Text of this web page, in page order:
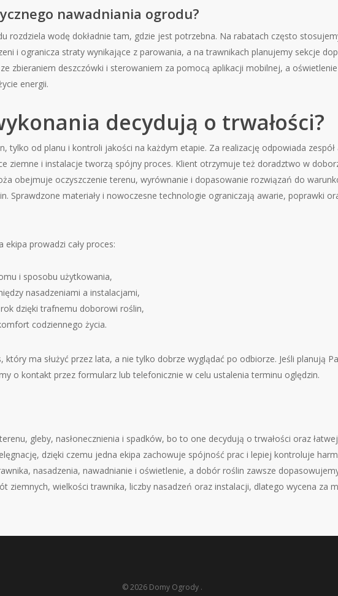
nawadniania ogrodu?
rozdziela wodę dokładnie tam, gdzie jest potrzebna. Na rabatach często
i ogranicza straty wynikające z parowania, a na trawnikach planujemy sekcje
zbieraniem deszczówki i sterowaniem za pomocą aplikacji mobilnej, a
energii.
decydują o trwałości?
tylko od planu i kontroli jakości na każdym etapie. Za realizację odpowiada
ziemne i instalacje tworzą spójny proces. Klient otrzymuje też doradztwo w
obejmuje oczyszczenie terenu, wyrównanie i dopasowanie rozwiązań do
Sprawdzone materiały i nowoczesne technologie ograniczają awarie, poprawki
prowadzi cały proces:
i sposobu użytkowania,
nasadzeniami a instalacjami,
dzięki trafnemu doborowi roślin,
codziennego życia.
ma służyć przez lata, a nie tylko dobrze wyglądać po odbiorze. Jeśli planują
o kontakt przez formularz lub telefonicznie w celu ustalenia terminu oględzin.
gleby, nasłonecznienia i spadków, bo to one decydują o trwałości oraz
dzięki czemu jedna ekipa zachowuje spójność prac i lepiej kontroluje
nasadzenia, nawadnianie i oświetlenie, a dobór roślin zawsze
ziemnych, wielkości trawnika, liczby nasadzeń oraz instalacji, dlatego wycena za
© 2026 Domy Ogrody .